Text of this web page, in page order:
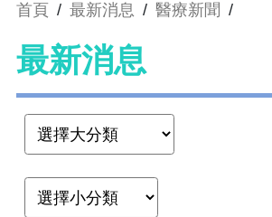
首頁 / 最新消息 / 醫療新聞 /
最新消息